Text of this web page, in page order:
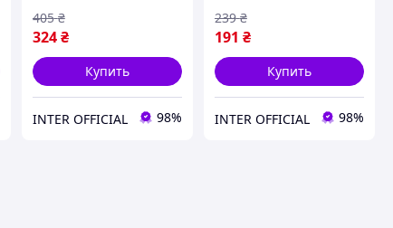
324 ₴
405 ₴
Купить
INTER OFFICIAL 98%
191 ₴
239 ₴
Купить
INTER OFFICIAL 98%